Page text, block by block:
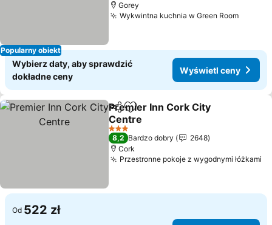
Popularny obiekt
Gorey
Wykwintna kuchnia w Green Room
Wybierz daty, aby sprawdzić
dokładne ceny
Wyświetl ceny
Udostępnij
Dodaj do ulubionych
Premier Inn Cork City
Centre
3 Kategoria
8,2 Bardzo dobry
2648
Cork
Przestronne pokoje z wygodnymi łóżkami
Od 522 zł